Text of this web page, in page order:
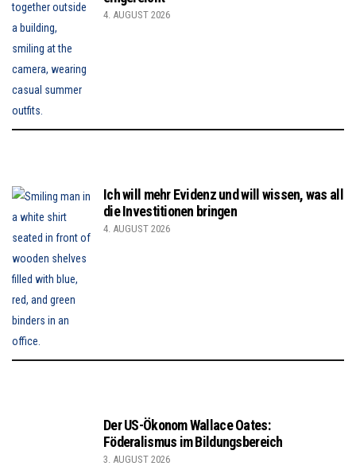
4. AUGUST 2026
Ich will mehr Evidenz und will wissen, was all
die Investitionen bringen
4. AUGUST 2026
Der US-Ökonom Wallace Oates:
Föderalismus im Bildungsbereich
3. AUGUST 2026